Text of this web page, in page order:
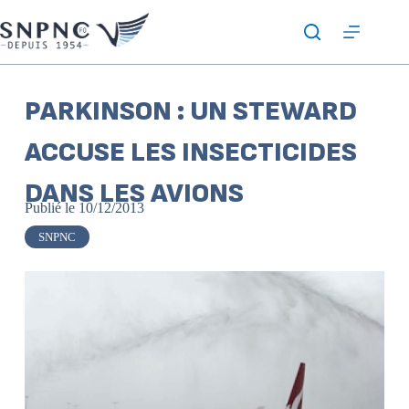
PARKINSON : UN STEWARD
ACCUSE LES INSECTICIDES
DANS LES AVIONS
Publié le 10/12/2013
SNPNC